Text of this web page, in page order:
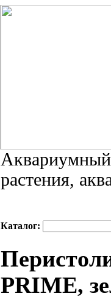
растения,
Каталог:
PRIME,